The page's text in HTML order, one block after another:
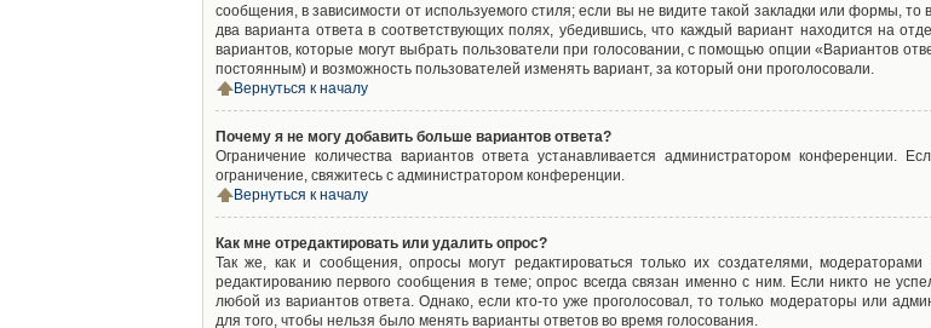
сообщения, в зависимости от используемого стиля; если вы не видите такой закладки или формы,
два варианта ответа в соответствующих полях, убедившись, что каждый вариант находится на
вариантов, которые могут выбрать пользователи при голосовании, с помощью опции «Вариантов
постоянным) и возможность пользователей изменять вариант, за который они проголосовали.
Вернуться к началу
Почему я не могу добавить больше вариантов ответа?
Ограничение количества вариантов ответа устанавливается администратором конференции.
ограничение, свяжитесь с администратором конференции.
Вернуться к началу
Как мне отредактировать или удалить опрос?
Так же, как и сообщения, опросы могут редактироваться только их создателями,
редактированию первого сообщения в теме; опрос всегда связан именно с ним. Если никто не
любой из вариантов ответа. Однако, если кто-то уже проголосовал, то только модераторы или
для того, чтобы нельзя было менять варианты ответов во время голосования.